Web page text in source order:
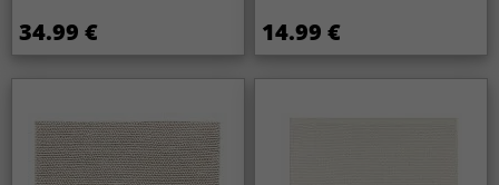
34.99 € 14.99 €